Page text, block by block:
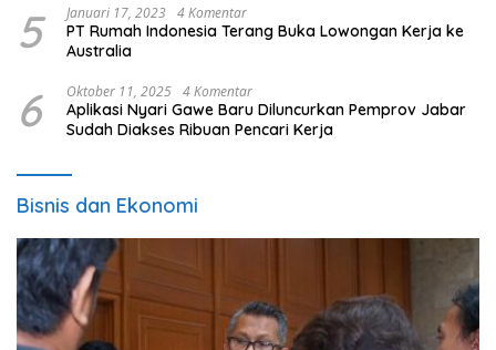
5 Januari 17, 2023 4 Komentar
PT Rumah Indonesia Terang Buka Lowongan Kerja ke
Australia
6 Oktober 11, 2025 4 Komentar
Aplikasi Nyari Gawe Baru Diluncurkan Pemprov Jabar
Sudah Diakses Ribuan Pencari Kerja
Bisnis dan Ekonomi